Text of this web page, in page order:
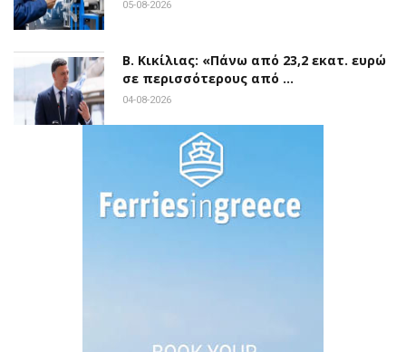
05-08-2026
Β. Κικίλιας: «Πάνω από 23,2 εκατ. ευρώ
σε περισσότερους από …
04-08-2026